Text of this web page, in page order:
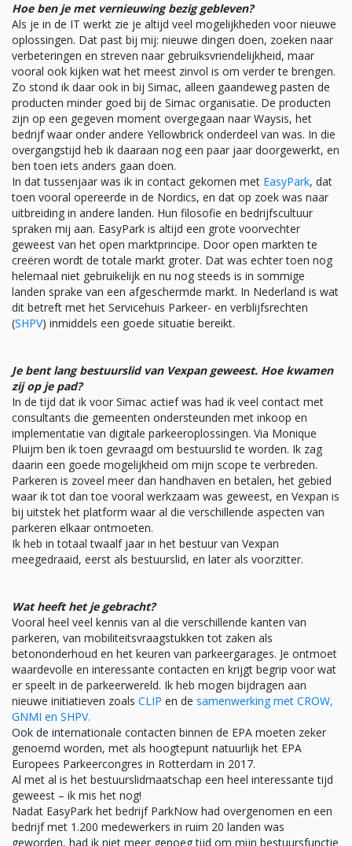
Hoe ben je met vernieuwing bezig gebleven?
Als je in de IT werkt zie je altijd veel mogelijkheden voor nieuwe
oplossingen. Dat past bij mij: nieuwe dingen doen, zoeken naar
verbeteringen en streven naar gebruiksvriendelijkheid, maar
vooral ook kijken wat het meest zinvol is om verder te brengen.
Zo stond ik daar ook in bij Simac, alleen gaandeweg pasten de
producten minder goed bij de Simac organisatie. De producten
zijn op een gegeven moment overgegaan naar Waysis, het
bedrijf waar onder andere Yellowbrick onderdeel van was. In die
overgangstijd heb ik daaraan nog een paar jaar doorgewerkt, en
ben toen iets anders gaan doen.
In dat tussenjaar was ik in contact gekomen met EasyPark, dat
toen vooral opereerde in de Nordics, en dat op zoek was naar
uitbreiding in andere landen. Hun filosofie en bedrijfscultuur
spraken mij aan. EasyPark is altijd een grote voorvechter
geweest van het open marktprincipe. Door open markten te
creëren wordt de totale markt groter. Dat was echter toen nog
helemaal niet gebruikelijk en nu nog steeds is in sommige
landen sprake van een afgeschermde markt. In Nederland is wat
dit betreft met het Servicehuis Parkeer- en verblijfsrechten
(SHPV) inmiddels een goede situatie bereikt.
Je bent lang bestuurslid van Vexpan geweest. Hoe kwamen
zij op je pad?
In de tijd dat ik voor Simac actief was had ik veel contact met
consultants die gemeenten ondersteunden met inkoop en
implementatie van digitale parkeeroplossingen. Via Monique
Pluijm ben ik toen gevraagd om bestuurslid te worden. Ik zag
daarin een goede mogelijkheid om mijn scope te verbreden.
Parkeren is zoveel meer dan handhaven en betalen, het gebied
waar ik tot dan toe vooral werkzaam was geweest, en Vexpan is
bij uitstek het platform waar al die verschillende aspecten van
parkeren elkaar ontmoeten.
Ik heb in totaal twaalf jaar in het bestuur van Vexpan
meegedraaid, eerst als bestuurslid, en later als voorzitter.
Wat heeft het je gebracht?
Vooral heel veel kennis van al die verschillende kanten van
parkeren, van mobiliteitsvraagstukken tot zaken als
betononderhoud en het keuren van parkeergarages. Je ontmoet
waardevolle en interessante contacten en krijgt begrip voor wat
er speelt in de parkeerwereld. Ik heb mogen bijdragen aan
nieuwe initiatieven zoals CLIP en de samenwerking met CROW,
GNMI en SHPV.
Ook de internationale contacten binnen de EPA moeten zeker
genoemd worden, met als hoogtepunt natuurlijk het EPA
Europees Parkeercongres in Rotterdam in 2017.
Al met al is het bestuurslidmaatschap een heel interessante tijd
geweest – ik mis het nog!
Nadat EasyPark het bedrijf ParkNow had overgenomen en een
bedrijf met 1.200 medewerkers in ruim 20 landen was
geworden, had ik niet meer genoeg tijd om mijn bestuursfunctie